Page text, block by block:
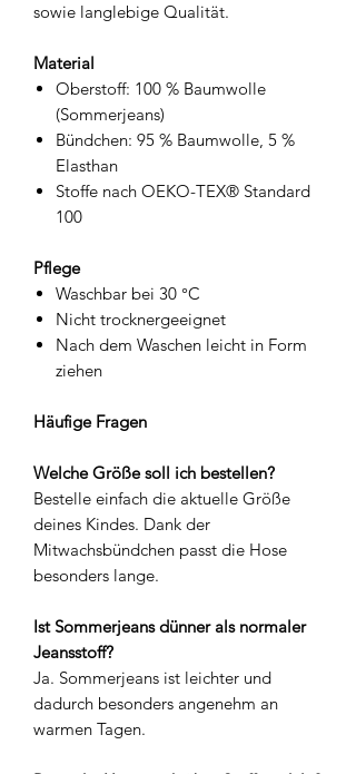
sowie langlebige Qualität.
Material
Oberstoff: 100 % Baumwolle
(Sommerjeans)
Bündchen: 95 % Baumwolle, 5 %
Elasthan
Stoffe nach OEKO-TEX® Standard
100
Pflege
Waschbar bei 30 °C
Nicht trocknergeeignet
Nach dem Waschen leicht in Form
ziehen
Häufige Fragen
Welche Größe soll ich bestellen?
Bestelle einfach die aktuelle Größe
deines Kindes. Dank der
Mitwachsbündchen passt die Hose
besonders lange.
Ist Sommerjeans dünner als normaler
Jeansstoff?
Ja. Sommerjeans ist leichter und
dadurch besonders angenehm an
warmen Tagen.